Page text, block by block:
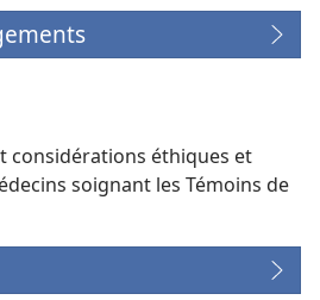
considérations éthiques et
soignant les Témoins de